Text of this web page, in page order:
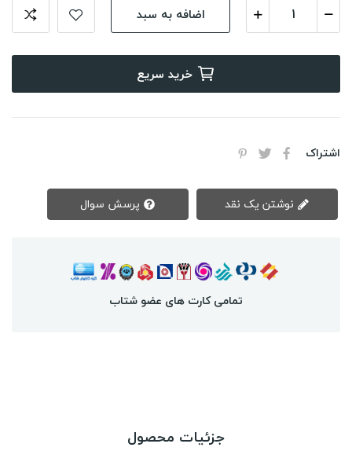
اضافه به سبد
خرید سریع
اشتراک
تمامی کارت های عضو شتاب
جزئیات محصول